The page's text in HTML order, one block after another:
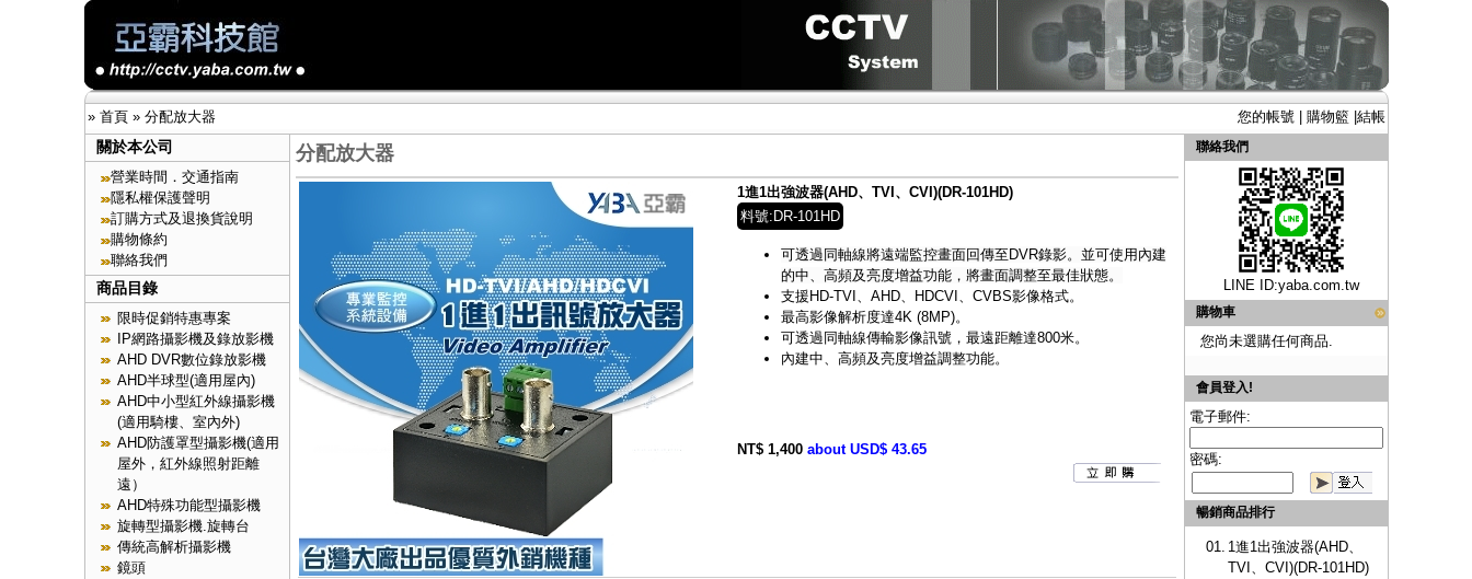
» 首頁» 分配放大器 您的帳號| 購物籃| 結帳
關於本公司
營業時間．交通指南
隱私權保護聲明
訂購方式及退換貨說明
購物條約
聯絡我們
商品目錄
限時促銷特惠專案
IP網路攝影機及錄放影機
AHD DVR數位錄放影機
AHD半球型(適用屋內)
AHD中小型紅外線攝影機
(適用騎樓、室內外)
AHD防護罩型攝影機(適用
屋外，紅外線照射距離
遠）
AHD特殊功能型攝影機
旋轉型攝影機.旋轉台
傳統高解析攝影機
鏡頭
分配放大器
1進1出強波器(AHD、TVI、CVI)(DR-101HD)
料號:DR-101HD
可透過同軸線將遠端監控畫面回傳至DVR錄影。並可使用內建
的中、高頻及亮度增益功能，將畫面調整至最佳狀態。
支援HD-TVI、AHD、HDCVI、CVBS影像格式。
最高影像解析度達4K (8MP)。
可透過同軸線傳輸影像訊號，最遠距離達800米。
內建中、高頻及亮度增益調整功能。
NT$ 1,400 about USD$ 43.65
聯絡我們
LINE ID:yaba.com.tw
購物車
您尚未選購任何商品.
會員登入!
電子郵件:
密碼:
暢銷商品排行
01. 1進1出強波器(AHD、
TVI、CVI)(DR-101HD)